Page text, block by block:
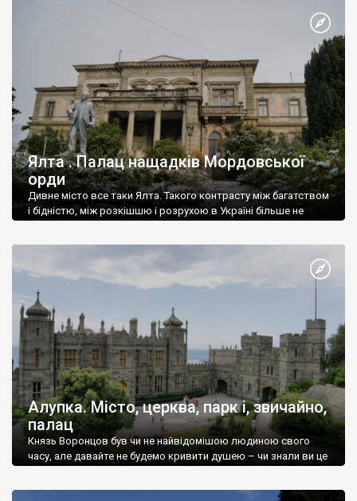
Ялта . Палац нащадків Мордовської
орди
Дивне місто все таки Ялта. Такого контрасту між багатством
і бідністю, між розкішшю і розрухою в Україні більше не
Алупка. Місто, церква, парк і, звичайно,
палац
Князь Воронцов був чи не найвідомішою людиною свого
часу, але давайте не будемо кривити душею – чи знали ви це